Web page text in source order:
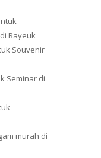
Rayeuk
Souvenir
Seminar di
murah di